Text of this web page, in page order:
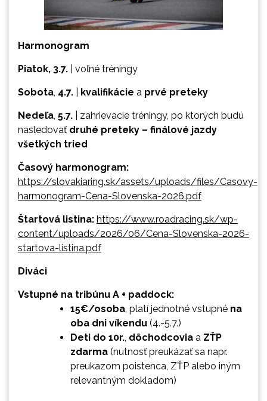
Harmonogram
Piatok, 3.7. | voľné tréningy
Sobota 4.7. kvalifikácie a prvé preteky
Nedeľa 5.7. | zahrievacie tréningy, po ktorých budú
nasledovať druhé preteky – finálové jazdy
všetkých tried
Časový harmonogram:
https://slovakiaring.sk/assets/uploads/files/Casovy-
harmonogram-Cena-Slovenska-2026.pdf
Štartová listina: https://www.roadracing.sk/wp-
content/uploads/2026/06/Cena-Slovenska-2026-
startova-listina.pdf
Diváci
Vstupné na tribúnu A + paddock:
15€/osoba , platí jednotné vstupné na
oba dni víkendu (4.-5.7.)
Deti do 10r. dôchodcovia a ZŤP
zdarma (nutnosť preukázať sa napr.
preukazom poistenca, ZŤP alebo iným
relevantným dokladom)